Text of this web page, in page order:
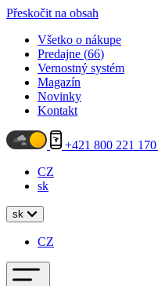
Přeskočit na obsah
Všetko o nákupe
Predajne (66)
Vernostný systém
Magazín
Novinky
Kontakt
+421 800 221 170
CZ
sk
sk
CZ